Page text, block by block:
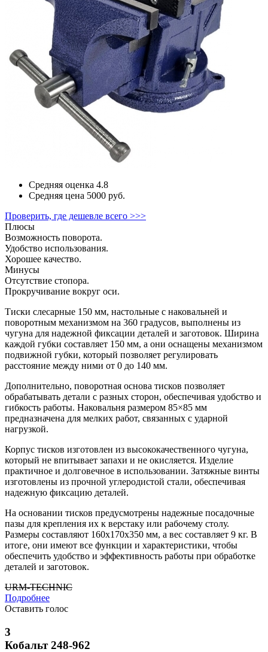
Средняя оценка 4.8
Средняя цена 5000 руб.
Проверить, где дешевле всего >>>
Плюсы
Возможность поворота.
Удобство использования.
Хорошее качество.
Минусы
Отсутствие стопора.
Прокручивание вокруг оси.
Тиски слесарные 150 мм, настольные с наковальней и
поворотным механизмом на 360 градусов, выполнены из
чугуна для надежной фиксации деталей и заготовок. Ширина
каждой губки составляет 150 мм, а они оснащены механизмом
подвижной губки, который позволяет регулировать
расстояние между ними от 0 до 140 мм.
Дополнительно, поворотная основа тисков позволяет
обрабатывать детали с разных сторон, обеспечивая удобство и
гибкость работы. Наковальня размером 85×85 мм
предназначена для мелких работ, связанных с ударной
нагрузкой.
Корпус тисков изготовлен из высококачественного чугуна,
который не впитывает запахи и не окисляется. Изделие
практичное и долговечное в использовании. Затяжные винты
изготовлены из прочной углеродистой стали, обеспечивая
надежную фиксацию деталей.
На основании тисков предусмотрены надежные посадочные
пазы для крепления их к верстаку или рабочему столу.
Размеры составляют 160x170x350 мм, а вес составляет 9 кг. В
итоге, они имеют все функции и характеристики, чтобы
обеспечить удобство и эффективность работы при обработке
деталей и заготовок.
URM-TECHNIC
Подробнее
Оставить голос
3
Кобальт 248-962